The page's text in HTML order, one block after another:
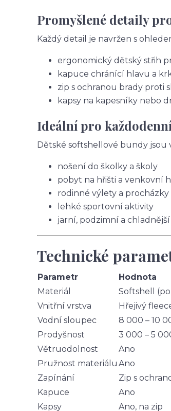
Promyšlené detaily
Každý detail je navržen s
ergonomický dětský střih
kapuce chránící hlavu a
zip s ochranou brady proti
kapsy na kapesníky nebo
Ideální pro
Dětské softshellové bundy jsou
nošení do školky a školy
pobyt na hřišti a venkovní
rodinné výlety a procházky
lehké sportovní aktivity
jarní, podzimní a
Technické
Parametr
Hodnota
Materiál
Softshell
Vnitřní vrstva
Hřejivý
Vodní sloupec
8 000 – 10
Prodyšnost
3 000 – 5
Větruodolnost
Ano
Pružnost materiálu Ano
Zapínání
Zip s
Kapuce
Ano
Kapsy
Ano, na zip